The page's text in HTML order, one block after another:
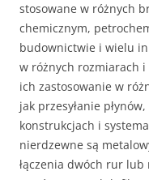
stosowane w różnych
chemicznym,
budownictwie i wielu
w różnych rozmiarach
ich zastosowanie w
jak przesyłanie
konstrukcjach i
nierdzewne są
łączenia dwóch rur